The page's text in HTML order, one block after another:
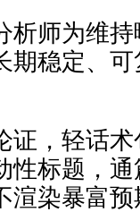
析师为维
期稳定、
证，轻话
性标题，
渲染暴富